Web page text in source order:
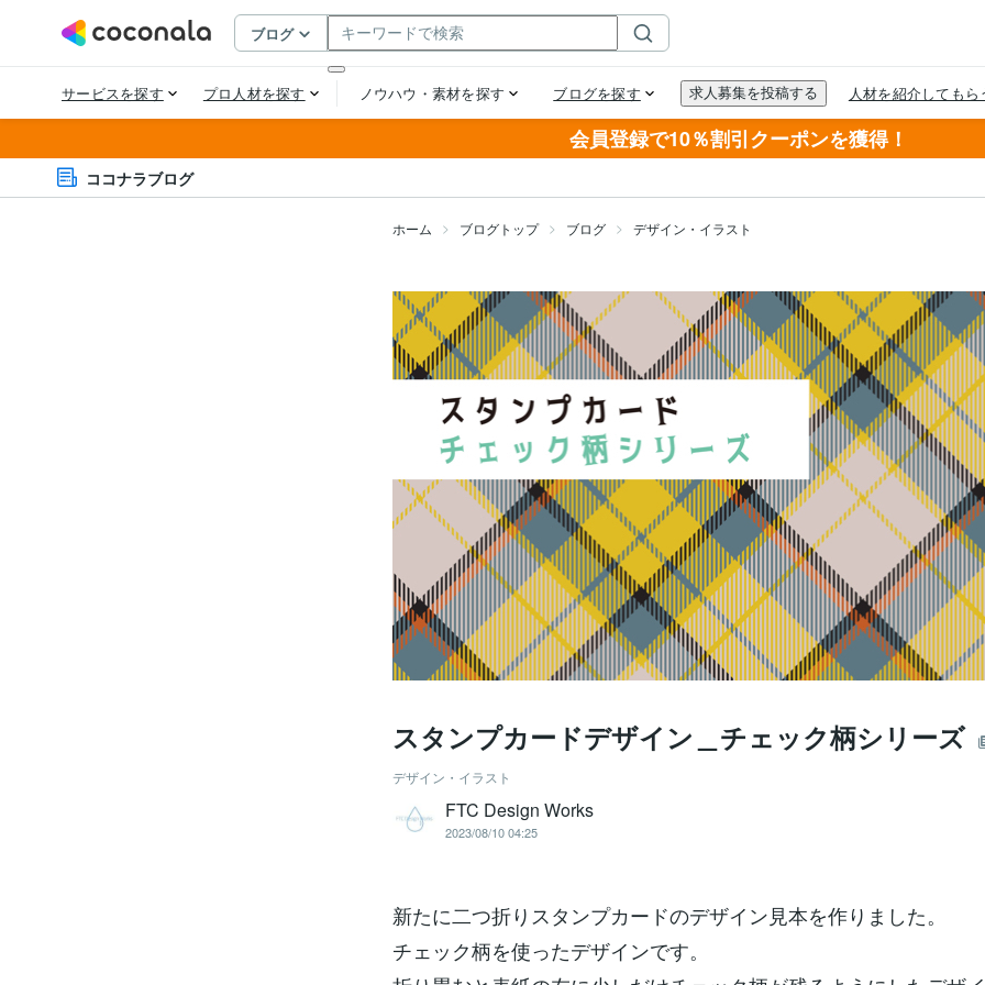
会員登録で10％割引クーポンを獲得！
ココナラブログ
ホーム ブログトップ ブログ デザイン・イラスト
スタンプカードデザイン＿チェック柄シリーズ
デザイン・イラスト
FTC Design Works
2023/08/10 04:25
新たに二つ折りスタンプカードのデザイン見本を作りました。
チェック柄を使ったデザインです。